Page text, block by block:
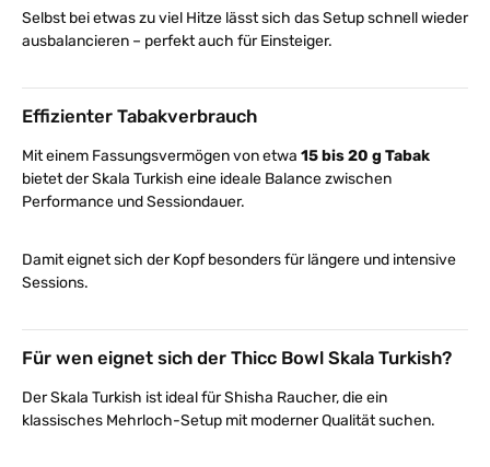
Selbst bei etwas zu viel Hitze lässt sich das Setup schnell wieder
ausbalancieren – perfekt auch für Einsteiger.
Effizienter Tabakverbrauch
Mit einem Fassungsvermögen von etwa 15 bis 20 g Tabak
bietet der Skala Turkish eine ideale Balance zwischen
Performance und Sessiondauer.
Damit eignet sich der Kopf besonders für längere und intensive
Sessions.
Für wen eignet sich der Thicc Bowl Skala Turkish?
Der Skala Turkish ist ideal für Shisha Raucher, die ein
klassisches Mehrloch-Setup mit moderner Qualität suchen.